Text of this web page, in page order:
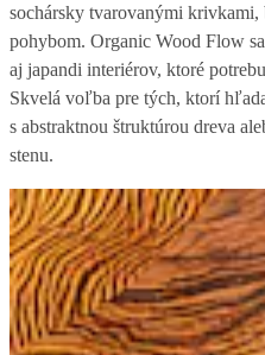
sochársky tvarovanými krivkami,
pohybom. Organic Wood Flow
aj japandi interiérov, ktoré
Skvelá voľba pre tých, ktorí
s abstraktnou štruktúrou dreva
stenu.